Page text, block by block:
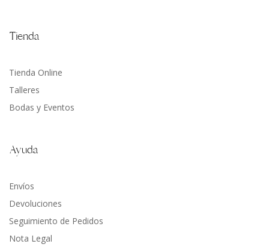
Tienda
Tienda Online
Talleres
Bodas y Eventos
Ayuda
Envíos
Devoluciones
Seguimiento de Pedidos
Nota Legal